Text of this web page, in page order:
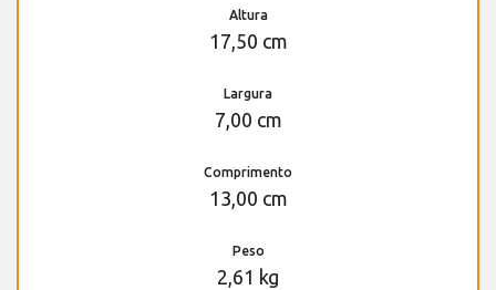
Altura
17,50 cm
Largura
7,00 cm
Comprimento
13,00 cm
Peso
2,61 kg